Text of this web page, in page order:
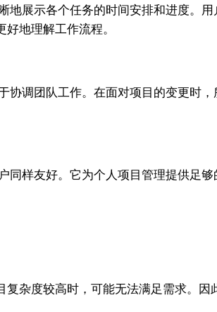
地展示各个任务的时间安排和进度。
地理解工作流程。
协调团队工作。在面对项目的变更时
同样友好。它为个人项目管理提供足
杂度较高时，可能无法满足需求。